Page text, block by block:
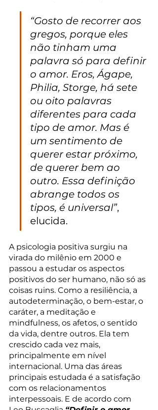
“Gosto de recorrer aos
gregos, porque eles
não tinham uma
palavra só para definir
o amor. Eros, Ágape,
Philia, Storge, há sete
ou oito palavras
diferentes para cada
tipo de amor. Mas é
um sentimento de
querer estar próximo,
de querer bem ao
outro. Essa definição
abrange todos os
tipos, é universal”,
elucida.
A psicologia positiva surgiu na
virada do milênio em 2000 e
passou a estudar os aspectos
positivos do ser humano, não só as
coisas ruins. Como a resiliência, a
autodeterminação, o bem-estar, o
caráter, a meditação e
mindfulness, os afetos, o sentido
da vida, dentre outros. Ela tem
crescido cada vez mais,
principalmente em nível
internacional. Uma das áreas
principais estudada é a satisfação
com os relacionamentos
interpessoais. E de acordo com